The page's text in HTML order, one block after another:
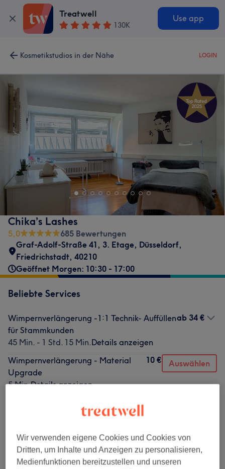
Treatwell
130K
Use app
Kosmetikstudios in der Nähe LOGIN
Chika’s Lashes
5,0
685 Bewertungen
Graf-Adolf-Straße 41, 3. Etage, Düsseldorf,
Friedrichstadt, 40210
Geöffnet Morgen: 10:30 - 17:00
Beliebte Services
Wimpernverlängerung -1:1 Technik- Auffüllen
für Stammkunden
45 Min. - 1 Std. 15 Min.Details anzeigen
ab 34 €
Wimpernverlängerung - Material
Upgrade
5 Min.Details anzeigen
10 € Auswählen
Details anzeigen
Wimpernverlängerung - 1:1 Technik
Neuanlage für Stammkunden
1 Std. - 1 Std. 40 Min.
Details anzeigen
Wir verwenden eigene Cookies und Cookies von
Dritten, um Inhalte und Anzeigen zu personalisieren,
Medienfunktionen bereitzustellen und unseren